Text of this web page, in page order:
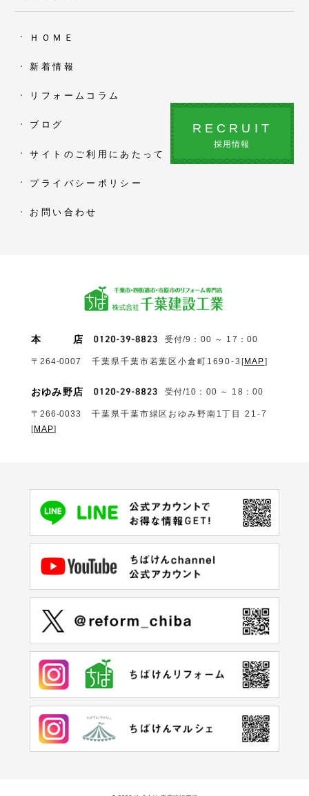
ＨＯＭＥ
新着情報
リフォームコラム
ブログ
サイトのご利用にあたって
プライバシーポリシー
お問い合わせ
RECRUIT
採用情報
本 店 受付/9：00 ～ 17：00
〒264-0007 千葉県千葉市若葉区小倉町1690‐3 [MAP]
おゆみ野店 受付/10：00 ～ 18：00
〒266-0033
千葉県千葉市緑区おゆみ野南1丁目 21-7
[MAP]